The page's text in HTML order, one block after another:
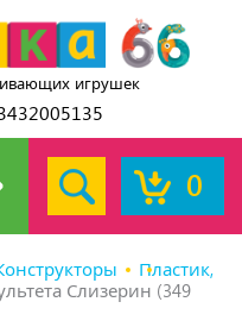
игрушек
0
Пластик,
Слизерин (349